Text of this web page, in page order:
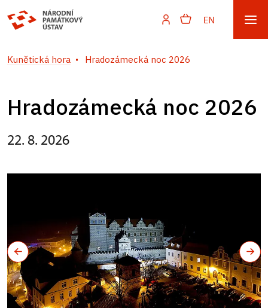
EN
Kunětická hora Hradozámecká noc 2026
Hradozámecká noc 2026
22. 8. 2026